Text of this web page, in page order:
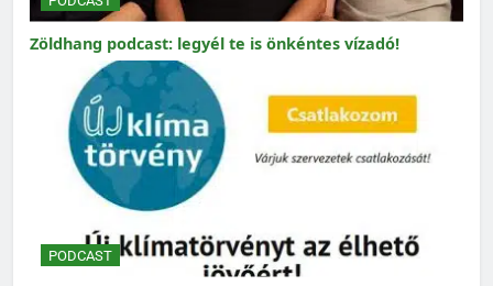
Zöldhang podcast: legyél te is önkéntes vízadó!
PODCAST